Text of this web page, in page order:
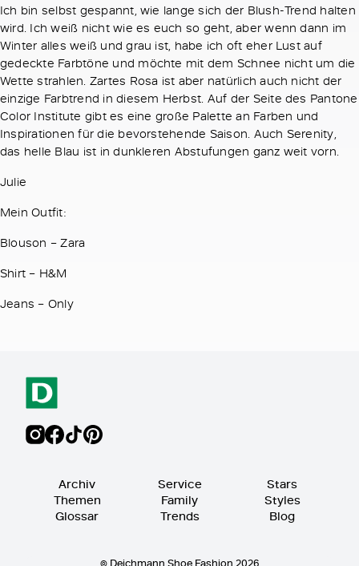
Ich bin selbst gespannt, wie lange sich der Blush-Trend halten
wird. Ich weiß nicht wie es euch so geht, aber wenn dann im
Winter alles weiß und grau ist, habe ich oft eher Lust auf
gedeckte Farbtöne und möchte mit dem Schnee nicht um die
Wette strahlen. Zartes Rosa ist aber natürlich auch nicht der
einzige Farbtrend in diesem Herbst. Auf der Seite des Pantone
Color Institute gibt es eine große Palette an Farben und
Inspirationen für die bevorstehende Saison. Auch Serenity,
das helle Blau ist in dunkleren Abstufungen ganz weit vorn.
Julie
Mein Outfit:
Blouson – Zara
Shirt – H&M
Jeans – Only
Archiv
Themen
Glossar
Service
Family
Trends
Stars
Styles
Blog
© Deichmann Shoe Fashion 2026